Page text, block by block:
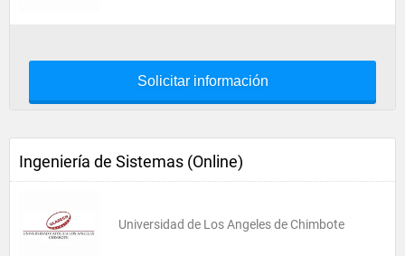
Solicitar información
Ingeniería de Sistemas (Online)
Universidad de Los Angeles de Chimbote